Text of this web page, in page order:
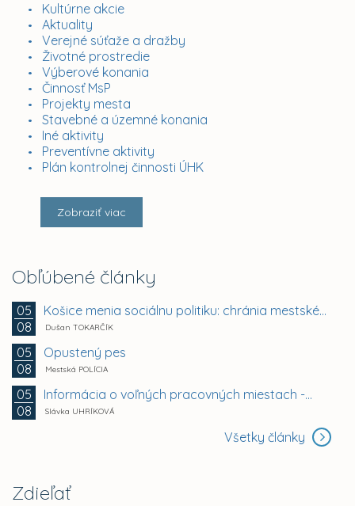
Kultúrne akcie
Aktuality
Verejné súťaže a dražby
Životné prostredie
Výberové konania
Činnosť MsP
Projekty mesta
Stavebné a územné konania
Iné aktivity
Preventívne aktivity
Plán kontrolnej činnosti ÚHK
Zobraziť viac
Obľúbené články
05
08
Košice menia sociálnu politiku: chránia mestské byty...
Dušan TOKARČÍK
05
08
Opustený pes
Mestská POLÍCIA
05
08
Informácia o voľných pracovných miestach -...
Slávka UHRÍKOVÁ
Všetky články
Zdieľať